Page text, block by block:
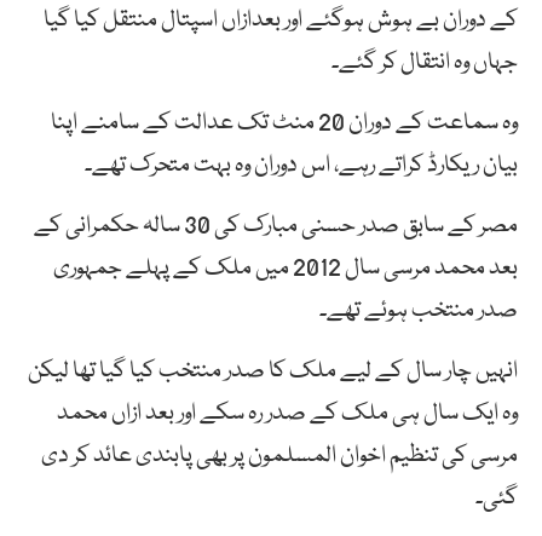
کے دوران بے ہوش ہوگئے اور بعدازاں اسپتال منتقل کیا گیا
جہاں وہ انتقال کر گئے۔
وہ سماعت کے دوران 20 منٹ تک عدالت کے سامنے اپنا
بیان ریکارڈ کراتے رہے، اس دوران وہ بہت متحرک تھے۔
مصر کے سابق صدر حسنی مبارک کی 30 سالہ حکمرانی کے
بعد محمد مرسی سال 2012 میں ملک کے پہلے جمہوری
صدر منتخب ہوئے تھے۔
انہیں چار سال کے لیے ملک کا صدر منتخب کیا گیا تھا لیکن
وہ ایک سال ہی ملک کے صدر رہ سکے اور بعد ازاں محمد
مرسی کی تنظیم اخوان المسلمون پر بھی پابندی عائد کر دی
گئی۔